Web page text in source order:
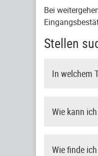
Bei
Stellen
In welchem
Wie kann
Wie finde